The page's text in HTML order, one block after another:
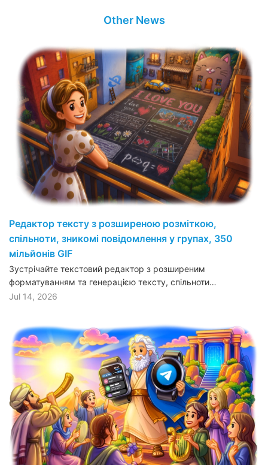
Other News
Редактор тексту з розширеною розміткою,
спільноти, зникомі повідомлення у групах, 350
мільйонів GIF
Зустрічайте текстовий редактор з розширеним
форматуванням та генерацією тексту, спільноти…
Jul 14, 2026